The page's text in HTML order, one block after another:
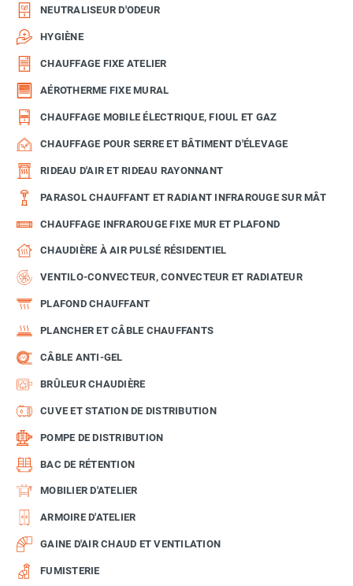
NEUTRALISEUR D'ODEUR
HYGIÈNE
CHAUFFAGE FIXE ATELIER
AÉROTHERME FIXE MURAL
CHAUFFAGE MOBILE ÉLECTRIQUE, FIOUL ET GAZ
CHAUFFAGE POUR SERRE ET BÂTIMENT D'ÉLEVAGE
RIDEAU D'AIR ET RIDEAU RAYONNANT
PARASOL CHAUFFANT ET RADIANT INFRAROUGE SUR MÂT
CHAUFFAGE INFRAROUGE FIXE MUR ET PLAFOND
CHAUDIÈRE À AIR PULSÉ RÉSIDENTIEL
VENTILO-CONVECTEUR, CONVECTEUR ET RADIATEUR
PLAFOND CHAUFFANT
PLANCHER ET CÂBLE CHAUFFANTS
CÂBLE ANTI-GEL
BRÛLEUR CHAUDIÈRE
CUVE ET STATION DE DISTRIBUTION
POMPE DE DISTRIBUTION
BAC DE RÉTENTION
MOBILIER D'ATELIER
ARMOIRE D'ATELIER
GAINE D'AIR CHAUD ET VENTILATION
FUMISTERIE